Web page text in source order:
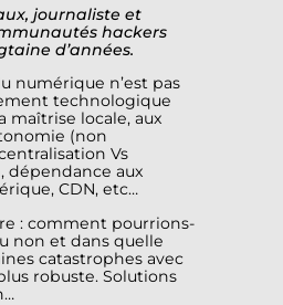
journaliste et
hackers
d’années.
numérique n’est pas
technologique
maîtrise locale, aux
(non
Vs
dépendance aux
CDN, etc…
: comment pourrions-
non et dans quelle
catastrophes avec
robuste. Solutions